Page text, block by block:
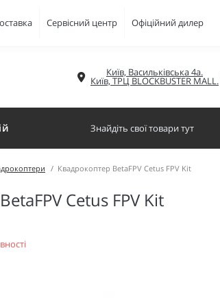
Сервісний центр Офіційний дилер
Київ, Васильківська 4а.
Київ, ТРЦ BLOCKBUSTER MALL.
Квадрокоптер BetaFPV Cetus FPV Kit
Cetus FPV Kit